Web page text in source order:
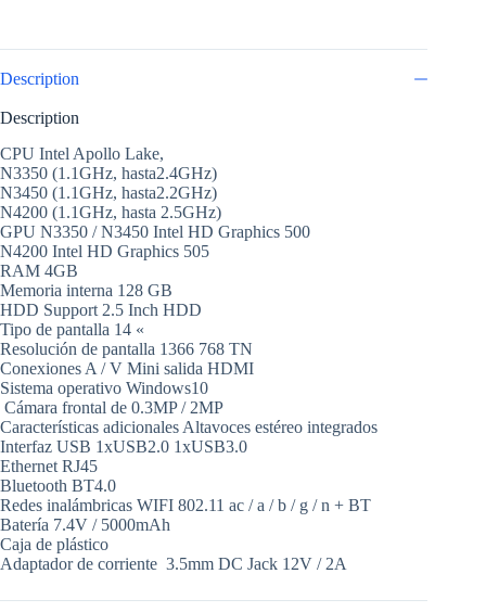
Description
Description
CPU Intel Apollo Lake,
N3350 (1.1GHz, hasta2.4GHz)
N3450 (1.1GHz, hasta2.2GHz)
N4200 (1.1GHz, hasta 2.5GHz)
GPU N3350 / N3450 Intel HD Graphics 500
N4200 Intel HD Graphics 505
RAM 4GB
Memoria interna 128 GB
HDD Support 2.5 Inch HDD
Tipo de pantalla 14 «
Resolución de pantalla 1366 768 TN
Conexiones A / V Mini salida HDMI
Sistema operativo Windows10
Cámara frontal de 0.3MP / 2MP
Características adicionales Altavoces estéreo integrados
Interfaz USB 1xUSB2.0 1xUSB3.0
Ethernet RJ45
Bluetooth BT4.0
Redes inalámbricas WIFI 802.11 ac / a / b / g / n + BT
Batería 7.4V / 5000mAh
Caja de plástico
Adaptador de corriente 3.5mm DC Jack 12V / 2A